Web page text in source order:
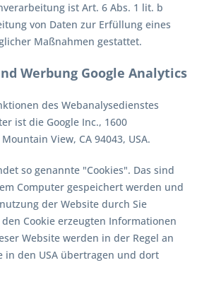
ist Art. 6 Abs. 1 lit. b
von Daten zur Erfüllung eines
Maßnahmen gestattet.
Werbung Google Analytics
des Webanalysedienstes
ist die Google Inc., 1600
View, CA 94043, USA.
so genannte "Cookies". Das sind
Computer gespeichert werden und
der Website durch Sie
Cookie erzeugten Informationen
Website werden in der Regel an
in den USA übertragen und dort